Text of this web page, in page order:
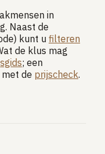
in
Naast de
kunt u filteren
de klus mag
; een
de prijscheck.